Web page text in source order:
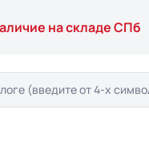
на складе СПб